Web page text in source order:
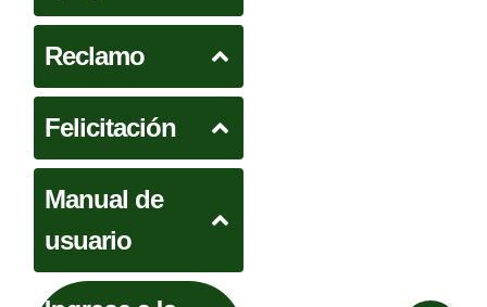
Reclamo
Felicitación
Manual de
usuario